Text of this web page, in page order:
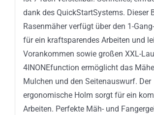
dank des QuickStartSystems. Dieser
Rasenmäher verfügt über den 1-
für ein kraftsparendes Arbeiten und
Vorankommen sowie großen XXL-
4INONEfunction ermöglicht das
Mulchen und den Seitenauswurf. Der
ergonomische Holm sorgt für ein
Arbeiten. Perfekte Mäh- und